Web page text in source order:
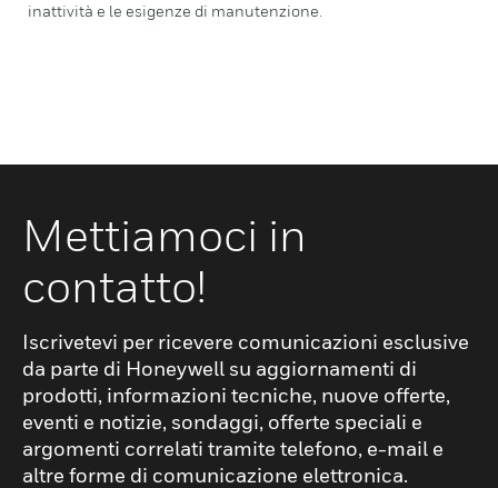
inattività e le esigenze di manutenzione.
Mettiamoci in
contatto!
Iscrivetevi per ricevere comunicazioni esclusive
da parte di Honeywell su aggiornamenti di
prodotti, informazioni tecniche, nuove offerte,
eventi e notizie, sondaggi, offerte speciali e
argomenti correlati tramite telefono, e-mail e
altre forme di comunicazione elettronica.